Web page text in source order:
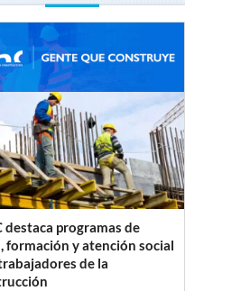
destaca programas de
formación y atención social
de la